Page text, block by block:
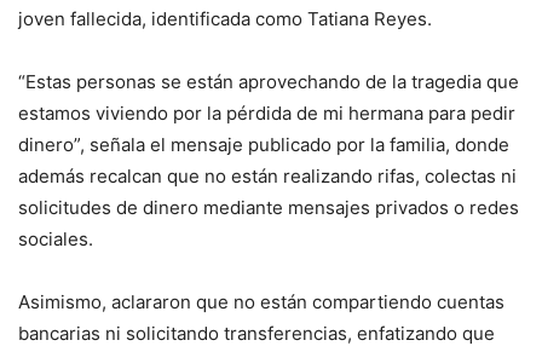
joven fallecida, identificada como Tatiana Reyes.
“Estas personas se están aprovechando de la tragedia que
estamos viviendo por la pérdida de mi hermana para pedir
dinero”, señala el mensaje publicado por la familia, donde
además recalcan que no están realizando rifas, colectas ni
solicitudes de dinero mediante mensajes privados o redes
sociales.
Asimismo, aclararon que no están compartiendo cuentas
bancarias ni solicitando transferencias, enfatizando que